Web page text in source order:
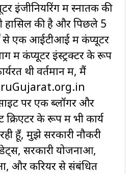
इंजीनियरिंग में स्नातक की
हासिल की है और पिछले 5
से एक आईटीआई में कंप्यूटर
में कंप्यूटर इंस्ट्रक्टर के रूप
थी वर्तमान में, मैं
पर एक ब्लॉगर और
क्रिएटर के रूप में भी कार्य
हूँ, मुझे सरकारी नौकरी
सरकारी योजनाओं,
और करियर से संबंधित